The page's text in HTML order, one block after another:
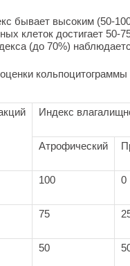
бывает высоким (50-
клеток достигает 50-
(до 70%)
кольпоцитограммы
Индекс
Атрофический
100 0
75
50